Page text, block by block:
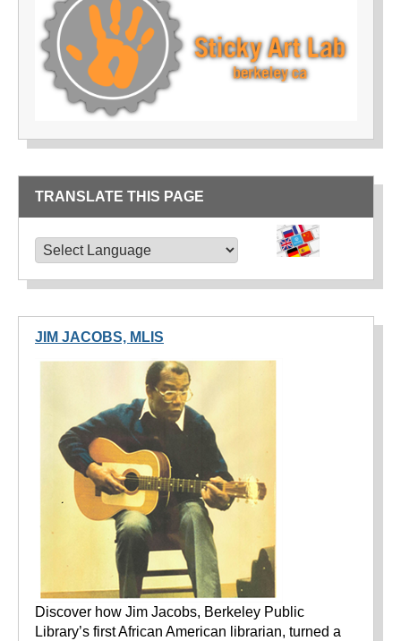
TRANSLATE THIS PAGE
JIM JACOBS, MLIS
Discover how Jim Jacobs, Berkeley Public
Library’s first African American librarian, turned a